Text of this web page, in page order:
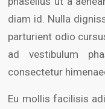
diam id. Nulla
parturient odio
ad vestibulum
consectetur
Eu mollis facilisis